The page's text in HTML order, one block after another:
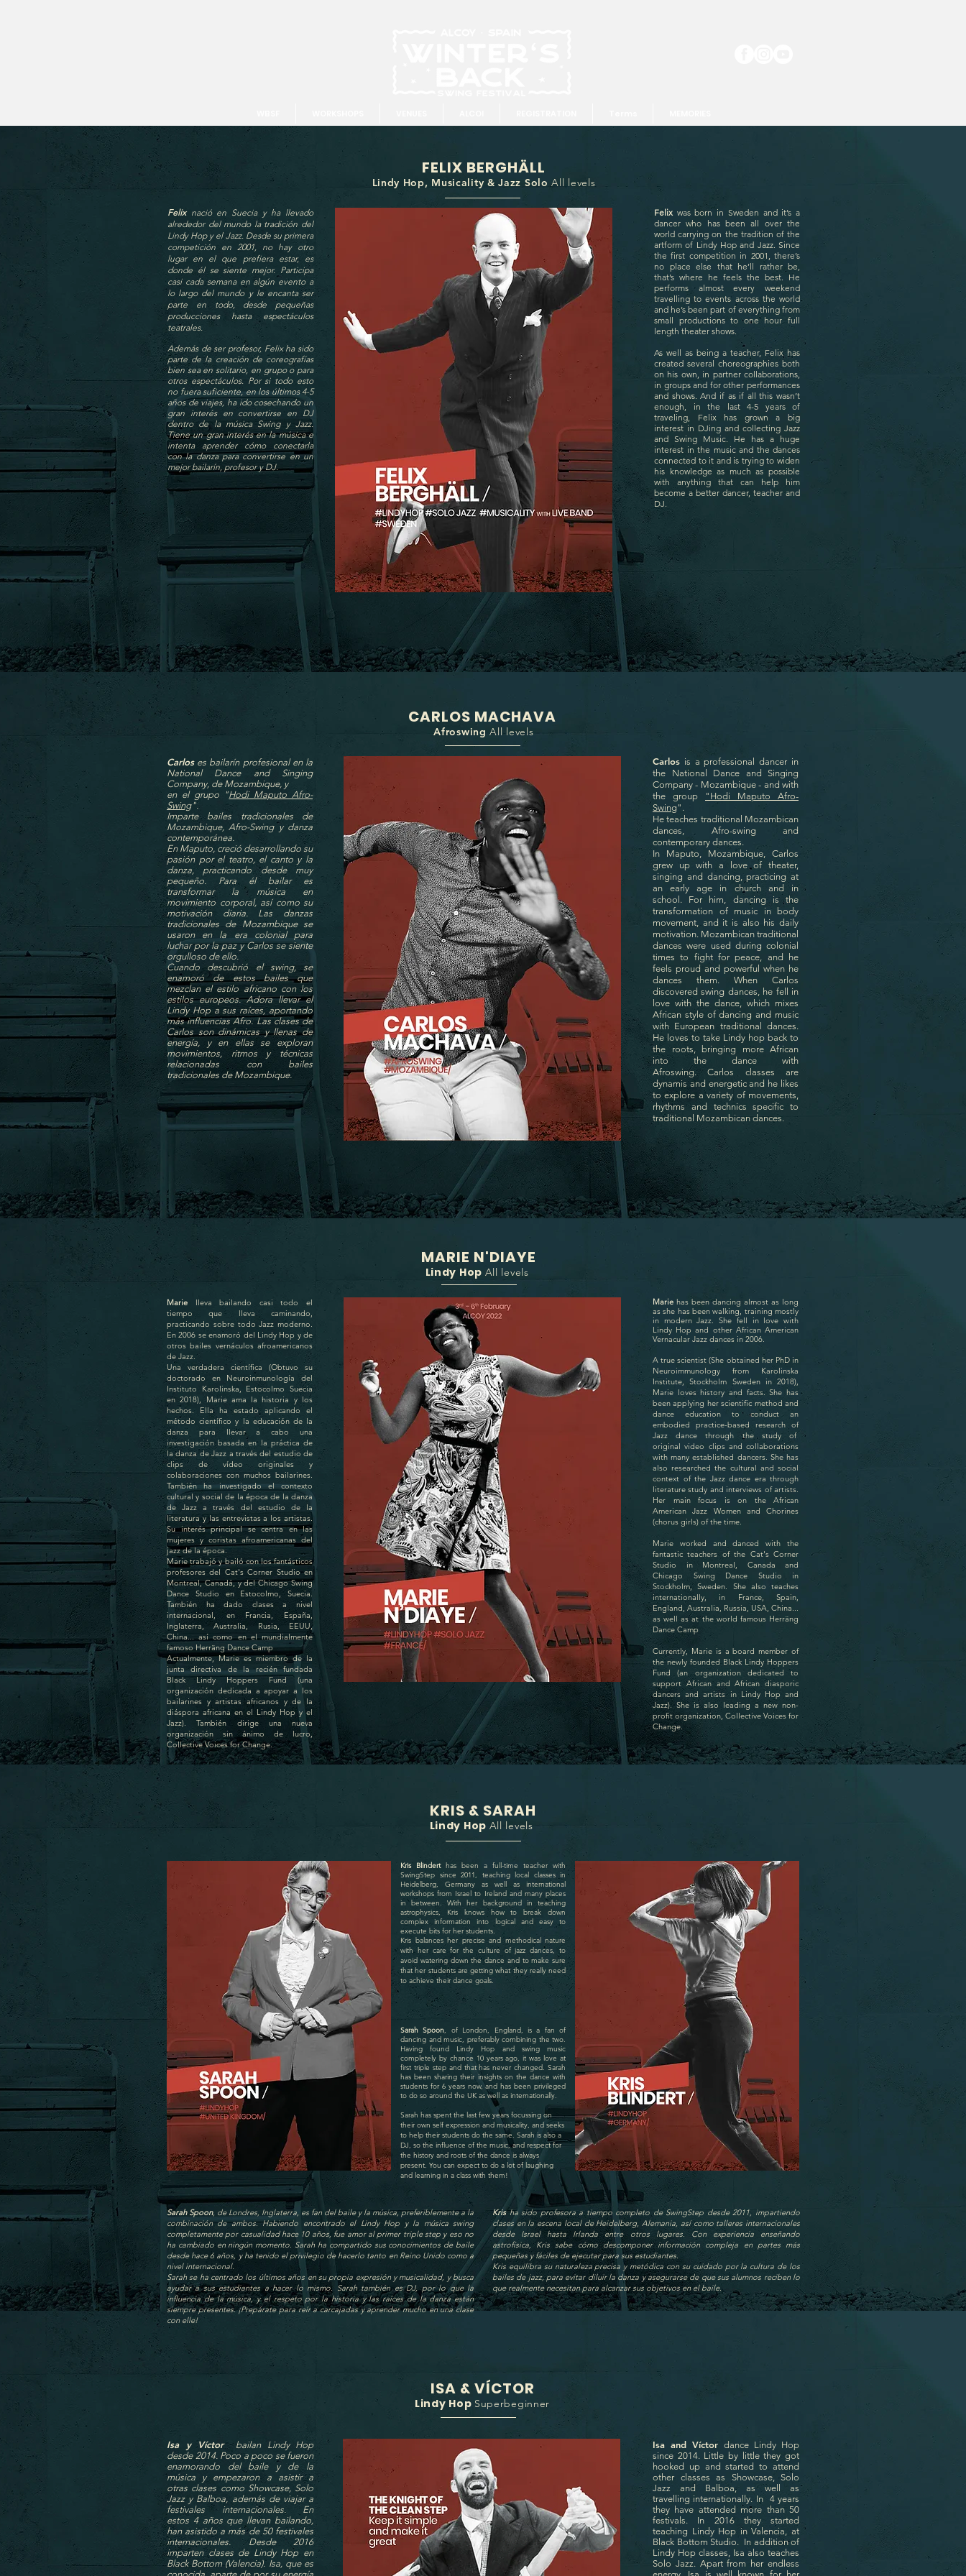
FELIX BERGHÄLL
Lindy Hop, Musicality & Jazz SoloAll levels
Felixwas born in Sweden and it’s a
dancer who has been all over the
world carrying on the tradition of the
artform of Lindy Hop and Jazz. Since
the first competition in 2001, there’s
no place else that he’ll rather be,
that’s where he feels the best. He
performs almost every weekend
travelling to events across the world
and he’s been part of everything from
small productions to one hour full
length theater shows.
As well as being a teacher, Felix has
created several choreographies both
on his own, in partner collaborations,
in groups and for other performances
and shows. And if as if all this wasn’t
enough, in the last 4-5 years of
traveling, Felix has grown a big
interest in DJing and collecting Jazz
and Swing Music. He has a huge
interest in the music and the dances
connected to it and is trying to widen
his knowledge as much as possible
with anything that can help him
become a better dancer, teacher and
DJ.
Felixnació en Suecia y ha llevado
alrededor del mundo la tradición del
Lindy Hop y el Jazz. Desde su primera
competición en 2001, no hay otro
lugar en el que prefiera estar, es
donde él se siente mejor. Participa
casi cada semana en algún evento a
lo largo del mundo y le encanta ser
parte en todo, desde pequeñas
producciones hasta espectáculos
teatrales.
Además de ser profesor, Felix ha sido
parte de la creación de coreografías
bien sea en solitario, en grupo o para
otros espectáculos. Por si todo esto
no fuera suficiente, en los últimos 4-5
años de viajes, ha ido cosechando un
gran interés en convertirse en DJ
dentro de la música Swing y Jazz.
Tiene un gran interés en la música e
intenta aprender cómo conectarla
con la danza para convertirse en un
mejor bailarín, profesor y DJ.
CARLOS MACHAVA
AfroswingAll levels
Carlos is a professional dancer in
the National Dance and Singing
Company - Mozambique - and with
the group
"Hodi Maputo Afro-
Swing ".
He teaches traditional Mozambican
dances, Afro-swing and
contemporary dances.
In Maputo, Mozambique, Carlos
grew up with a love of theater,
singing and dancing, practicing at
an early age in church and in
school. For him, dancing is the
transformation of music in body
movement, and it is also his daily
motivation. Mozambican traditional
dances were used during colonial
times to fight for peace, and he
feels proud and powerful when he
dances them. When Carlos
discovered swing dances, he fell in
love with the dance, which mixes
African style of dancing and music
with European traditional dances.
He loves to take Lindy hop back to
the roots, bringing more African
into the dance with
Afroswing. Carlos classes are
dynamis and energetic and he likes
to explore a variety of movements,
rhythms and technics specific to
traditional Mozambican dances.
Carloses bailarín profesional en la
National Dance and Singing
Company, de Mozambique, y
en el grupo "Hodi Maputo Afro-
Swing".
Imparte bailes tradicionales de
Mozambique, Afro-Swing y danza
contemporánea.
En Maputo, creció desarrollando su
pasión por el teatro, el canto y la
danza, practicando desde muy
pequeño. Para él bailar es
transformar la música en
movimiento corporal, así como su
motivación diaria. Las danzas
tradicionales de Mozambique se
usaron en la era colonial para
luchar por la paz y Carlos se siente
orgulloso de ello.
Cuando descubrió el swing, se
enamoró de estos bailes que
mezclan el estilo africano con los
estilos europeos. Adora llevar el
Lindy Hop a sus raíces, aportando
más influencias Afro. Las clases de
Carlos son dinámicas y llenas de
energía, y en ellas se exploran
movimientos, ritmos y técnicas
relacionadas con bailes
tradicionales de Mozambique.
MARIE N'DIAYE
Lindy Hop All levels
Marie has been dancing almost as long
as she has been walking, training mostly
in modern Jazz. She fell in love with
Lindy Hop and other African American
Vernacular Jazz dances in 2006.
A true scientist (She obtained her PhD in
Neuroimmunology from Karolinska
Institute, Stockholm Sweden in 2018),
Marie loves history and facts. She has
been applying her scientific method and
dance education to conduct an
embodied practice-based research of
Jazz dance through the study of
original video clips and collaborations
with many established dancers. She has
also researched the cultural and social
context of the Jazz dance era through
literature study and interviews of artists.
Her main focus is on the African
American Jazz Women and Chorines
(chorus girls) of the time.
Marie worked and danced with the
fantastic teachers of the Cat's Corner
Studio in Montreal, Canada and
Chicago Swing Dance Studio in
Stockholm, Sweden. She also teaches
internationally, in France, Spain,
England, Australia, Russia, USA, China...
as well as at the world famous Herräng
Dance Camp
Currently, Marie is a board member of
the newly founded Black Lindy Hoppers
Fund (an organization dedicated to
support African and African diasporic
dancers and artists in Lindy Hop and
Jazz). She is also leading a new non-
profit organization, Collective Voices for
Change.
Marie lleva bailando casi todo el
tiempo que lleva caminando,
practicando sobre todo Jazz moderno.
En 2006 se enamoró del Lindy Hop y de
otros bailes vernáculos afroamericanos
de Jazz.
Una verdadera científica (Obtuvo su
doctorado en Neuroinmunología del
Instituto Karolinska, Estocolmo Suecia
en 2018), Marie ama la historia y los
hechos. Ella ha estado aplicando el
método científico y la educación de la
danza para llevar a cabo una
investigación basada en la práctica de
la danza de Jazz a través del estudio de
clips de vídeo originales y
colaboraciones con muchos bailarines.
También ha investigado el contexto
cultural y social de la época de la danza
de Jazz a través del estudio de la
literatura y las entrevistas a los artistas.
Su interés principal se centra en las
mujeres y coristas afroamericanas del
jazz de la época.
Marie trabajó y bailó con los fantásticos
profesores del Cat's Corner Studio en
Montreal, Canadá, y del Chicago Swing
Dance Studio en Estocolmo, Suecia.
También ha dado clases a nivel
internacional, en Francia, España,
Inglaterra, Australia, Rusia, EEUU,
China... así como en el mundialmente
famoso Herräng Dance Camp
Actualmente, Marie es miembro de la
junta directiva de la recién fundada
Black Lindy Hoppers Fund (una
organización dedicada a apoyar a los
bailarines y artistas africanos y de la
diáspora africana en el Lindy Hop y el
Jazz). También dirige una nueva
organización sin ánimo de lucro,
Collective Voices for Change.
KRIS & SARAH
Lindy Hop All levels
Kris Blinderthas been a full-time teacher with
SwingStep since 2011, teaching local classes in
Heidelberg, Germany as well as international
workshops from Israel to Ireland and many places
in between. With her background in teaching
astrophysics, Kris knows how to break down
complex information into logical and easy to
execute bits for her students.
Kris balances her precise and methodical nature
with her care for the culture of jazz dances, to
avoid watering down the dance and to make sure
that her students are getting what they really need
to achieve their dance goals.
ISA & VÍCTOR
Lindy Hop Superbeginner
Isa and Víctor dance Lindy Hop
since 2014. Little by little they got
hooked up and started to attend
other classes as Showcase, Solo
Jazz and Balboa, as well as
travelling internationally. In 4 years
they have attended more than 50
festivals. In 2016 they started
teaching Lindy Hop in Valencia, at
Black Bottom Studio. In addition of
Lindy Hop classes, Isa also teaches
Solo Jazz. Apart from her endless
Isa y Víctorbailan Lindy Hop
desde 2014. Poco a poco se fueron
enamorando del baile y de la
música y empezaron a asistir a
otras clases como Showcase, Solo
Jazz y Balboa, además de viajar a
festivales internacionales. En
estos 4 años que llevan bailando,
han asistido a más de 50 festivales
internacionales. Desde 2016
imparten clases de Lindy Hop en
Black Bottom (Valencia). Isa, que es
Sarah Spoon, of London, England, is a fan of
dancing and music, preferably combining the two.
Having found Lindy Hop and swing music
completely by chance 10 years ago, it was love at
first triple step and that has never changed. Sarah
has been sharing their insights on the dance with
students for 6 years now, and has been privileged
to do so around the UK as well as internationally.
Sarah has spent the last few years focussing on
their own self expression and musicality, and seeks
to help their students do the same. Sarah is also a
DJ, so the influence of the music, and respect for
the history and roots of the dance is always
present. You can expect to do a lot of laughing
and learning in a class with them!
Sarah Spoon, de Londres, Inglaterra, es fan del baile y la música, preferiblemente a la
combinación de ambos. Habiendo encontrado el Lindy Hop y la música swing
completamente por casualidad hace 10 años, fue amor al primer triple step y eso no
ha cambiado en ningún momento. Sarah ha compartido sus conocimientos de baile
desde hace 6 años, y ha tenido el privilegio de hacerlo tanto en Reino Unido como a
nivel internacional.
Sarah se ha centrado los últimos años en su propia expresión y musicalidad, y busca
ayudar a sus estudiantes a hacer lo mismo. Sarah también es DJ, por lo que la
influencia de la música, y el respeto por la historia y las raíces de la danza están
siempre presentes. ¡Prepárate para reír a carcajadas y aprender mucho en una clase
con elle!
Krisha sido profesora a tiempo completo de SwingStep desde 2011, impartiendo
clases en la escena local de Heidelberg, Alemania, así como talleres internacionales
desde Israel hasta Irlanda entre otros lugares. Con experiencia enseñando
astrofísica, Kris sabe cómo descomponer información compleja en partes más
pequeñas y fáciles de ejecutar para sus estudiantes.
Kris equilibra su naturaleza precisa y metódica con su cuidado por la cultura de los
bailes de jazz, para evitar diluir la danza y asegurarse de que sus alumnos reciben lo
que realmente necesitan para alcanzar sus objetivos en el baile.